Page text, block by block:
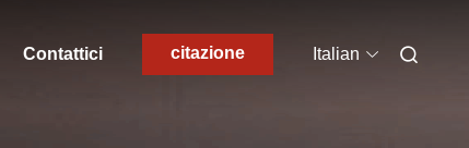
Contattici citazione Italian